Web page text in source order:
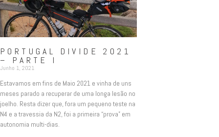
PORTUGAL DIVIDE 2021
– PARTE I
Junho 1, 2021
Estavamos em fins de Maio 2021 e vinha de uns
meses parado a recuperar de uma longa lesão no
joelho. Resta dizer que, fora um pequeno teste na
N4 e a travessia da N2, foi a primeira “prova” em
autonomia multi-dias.